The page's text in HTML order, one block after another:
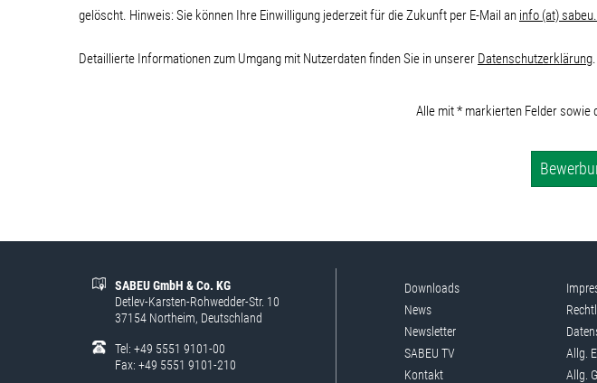
gelöscht. Hinweis: Sie können Ihre Einwilligung jederzeit für die Zukunft per E-Mail an info (at)
Detaillierte Informationen zum Umgang mit Nutzerdaten finden Sie in unserer Datenschutzerklärung.
Alle mit * markierten Felder sowie
SABEU GmbH & Co. KG
Detlev-Karsten-Rohwedder-Str. 10
37154 Northeim, Deutschland
Tel: +49 5551 9101-00
Fax: +49 5551 9101-210
Downloads
News
Newsletter
SABEU TV
Kontakt
Allg.
Allg.